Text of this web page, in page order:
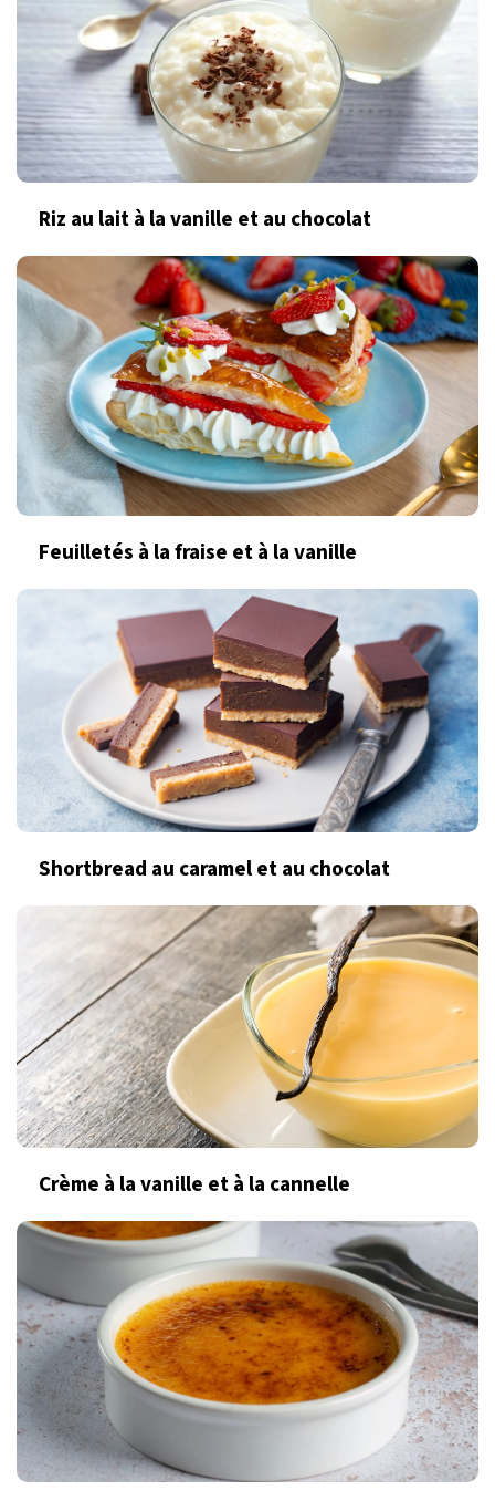
Riz au lait à la vanille et au chocolat
Feuilletés à la fraise et à la vanille
Shortbread au caramel et au chocolat
Crème à la vanille et à la cannelle